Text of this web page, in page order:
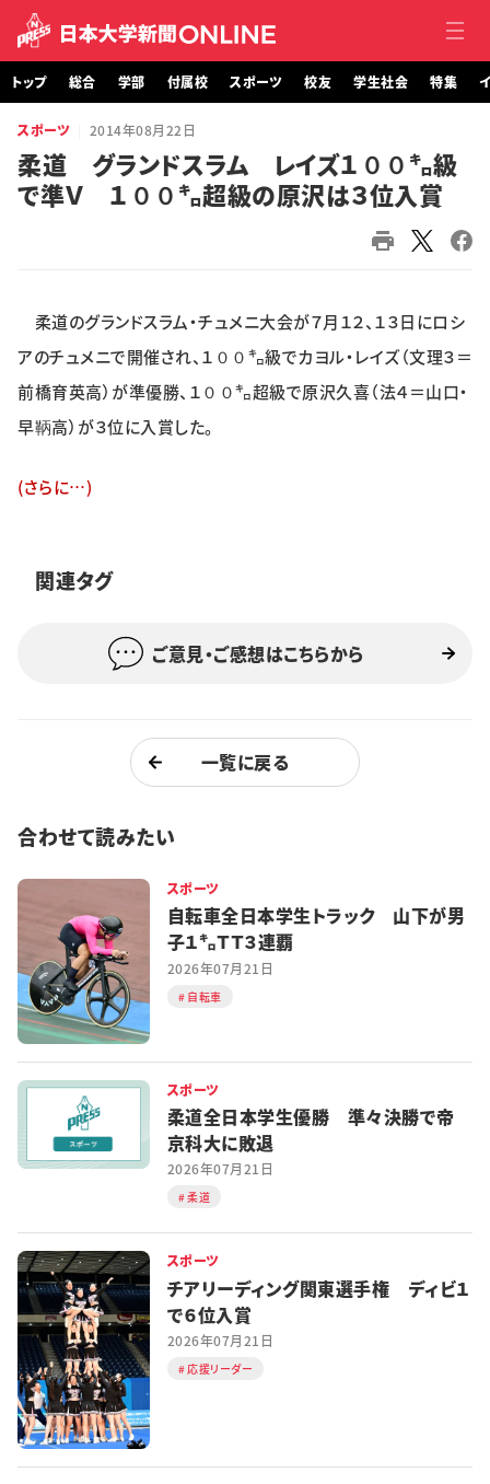
トップ
総合
スポーツ
イベント
購読 日大文芸賞
トップ 総合 学部 付属校 スポーツ 校友 学生社会 特集
スポーツ 2014年08月22日
柔道 グランドスラム レイズ１００㌔級
で準Ｖ １００㌔超級の原沢は３位入賞
柔道のグランドスラム・チュメニ大会が７月１２、１３日にロシ
アのチュメニで開催され、１００㌔級でカヨル・レイズ（文理３＝
前橋育英高）が準優勝、１００㌔超級で原沢久喜（法４＝山口・
早鞆高）が３位に入賞した。
(さらに…)
関連タグ
ご意見・ご感想はこちらから
一覧に戻る
合わせて読みたい
スポーツ
自転車全日本学生トラック 山下が男
子１㌔ＴＴ３連覇
2026年07月21日
自転車
スポーツ
柔道全日本学生優勝 準々決勝で帝
京科大に敗退
2026年07月21日
柔道
スポーツ
チアリーディング関東選手権 ディビ１
で６位入賞
2026年07月21日
応援リーダー